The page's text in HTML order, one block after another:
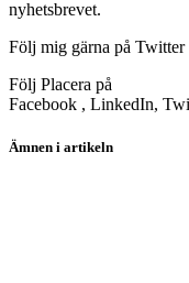
nyhetsbrevet.
Följ mig gärna på Twitter
Följ Placera på
Facebook , LinkedIn,
Ämnen i artikeln